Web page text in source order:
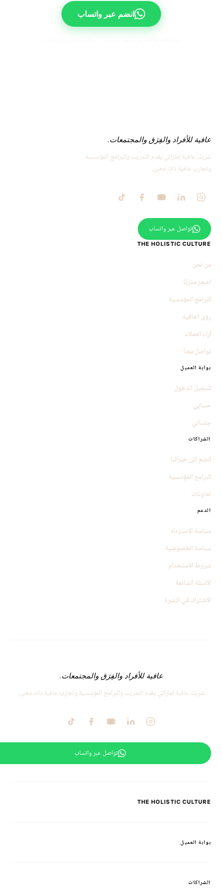
انضم عبر واتساب
عافية للأفراد والفِرَق والمجتمعات.
شريك عافية إماراتي يقدّم التدريب والبرامج المؤسسية
وتجارب عافية ذات معنى.
تواصل عبر واتساب
THE HOLISTIC CULTURE
من نحن
احجز مدرّبًا
البرامج المؤسسية
رؤى العافية
آراء العملاء
تواصل معنا
بوابة العميل
تسجيل الدخول
حسابي
جلساتي
الشراكات
انضم إلى خبرائنا
البرامج المؤسسية
تعاونات
الدعم
سياسة الاسترداد
سياسة الخصوصية
شروط الاستخدام
الأسئلة الشائعة
الاشتراك في النشرة
عافية للأفراد والفِرَق والمجتمعات.
شريك عافية إماراتي يقدّم التدريب والبرامج المؤسسية وتجارب عافية ذات معنى.
تواصل عبر واتساب
THE HOLISTIC CULTURE
بوابة العميل
الشراكات